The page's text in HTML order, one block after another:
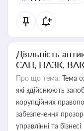
Діяльність
САП, НАЗК,
Про що тема: Тема
які здійснюють
корупційних
забезпечення
управлінні та бізнесі